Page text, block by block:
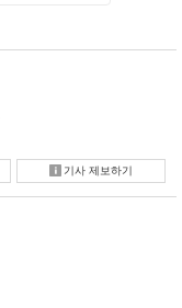
기사 제보하기